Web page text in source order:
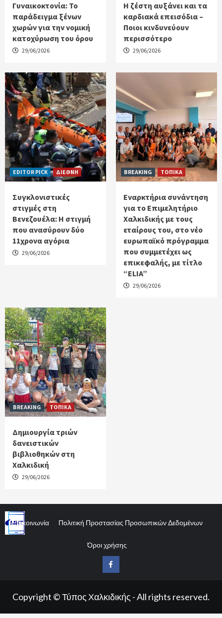
Γυναικοκτονία: Το
παράδειγμα ξένων
χωρών για την νομική
κατοχύρωση του όρου
29/06/2026
Η ζέστη αυξάνει και τα
καρδιακά επεισόδια –
Ποιοι κινδυνεύουν
περισσότερο
29/06/2026
EDITOR PICK ΔΙΕΘΝΗ
Συγκλονιστικές
στιγμές στη
Βενεζουέλα: Η στιγμή
που ανασύρουν δύο
11χρονα αγόρια
29/06/2026
BREAKING ΤΟΠΙΚΑ
Εναρκτήρια συνάντηση
για το Επιμελητήριο
Χαλκιδικής με τους
εταίρους του, στο νέο
ευρωπαϊκό πρόγραμμα
που συμμετέχει ως
επικεφαλής, με τίτλο
“ELIA”
29/06/2026
BREAKING ΤΟΠΙΚΑ
Δημιουργία τριών
δανειστικών
βιβλιοθηκών στη
Χαλκιδική
29/06/2026
Επικοινωνία Πολιτική Προστασίας Προσωπικών Δεδομένων
Όροι χρήσης
Facebook
Copyright © Τύπος Χαλκιδικής - All rights reserved.